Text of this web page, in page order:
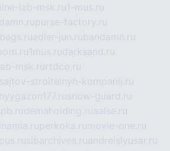
lab-msk.ru1-mus.ru
purse-factory.ru
adler-jun.rubandamn.ru
1mus.rudarksand.ru
msk.ru rtdco.ru
stroitelnyh-kompanij.ru
snow-guard.ru
demaholding.ruaalse.ru
perkoka.ru movie-one.ru
sibarchives.ruandreislyusar.ru